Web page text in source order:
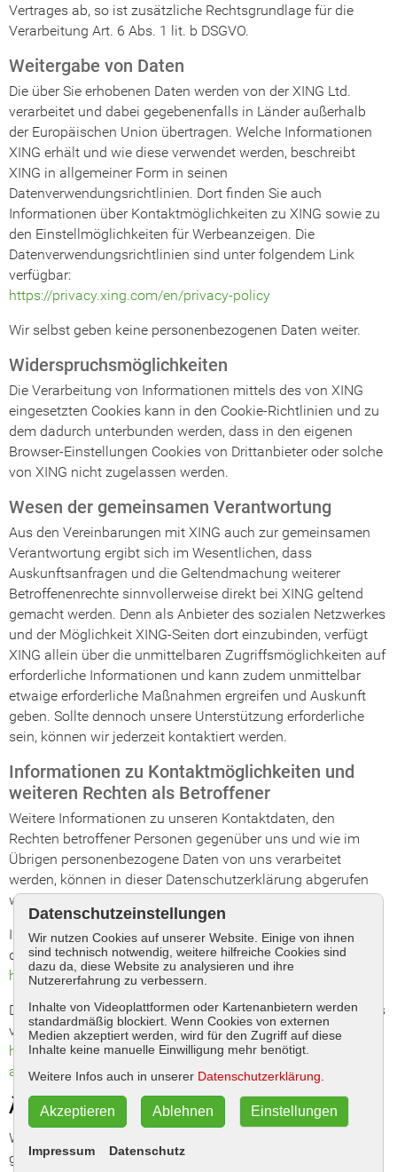
Vertrages ab, so ist zusätzliche Rechtsgrundlage für die
Verarbeitung Art. 6 Abs. 1 lit. b DSGVO.
Weitergabe von Daten
Die über Sie erhobenen Daten werden von der XING Ltd.
verarbeitet und dabei gegebenenfalls in Länder außerhalb
der Europäischen Union übertragen. Welche Informationen
XING erhält und wie diese verwendet werden, beschreibt
XING in allgemeiner Form in seinen
Datenverwendungsrichtlinien. Dort finden Sie auch
Informationen über Kontaktmöglichkeiten zu XING sowie zu
den Einstellmöglichkeiten für Werbeanzeigen. Die
Datenverwendungsrichtlinien sind unter folgendem Link
verfügbar:
https://privacy.xing.com/en/privacy-policy
Wir selbst geben keine personenbezogenen Daten weiter.
Widerspruchsmöglichkeiten
Die Verarbeitung von Informationen mittels des von XING
eingesetzten Cookies kann in den Cookie-Richtlinien und zu
dem dadurch unterbunden werden, dass in den eigenen
Browser-Einstellungen Cookies von Drittanbieter oder solche
von XING nicht zugelassen werden.
Wesen der gemeinsamen Verantwortung
Aus den Vereinbarungen mit XING auch zur gemeinsamen
Verantwortung ergibt sich im Wesentlichen, dass
Auskunftsanfragen und die Geltendmachung weiterer
Betroffenenrechte sinnvollerweise direkt bei XING geltend
gemacht werden. Denn als Anbieter des sozialen Netzwerkes
und der Möglichkeit XING-Seiten dort einzubinden, verfügt
XING allein über die unmittelbaren Zugriffsmöglichkeiten auf
erforderliche Informationen und kann zudem unmittelbar
etwaige erforderliche Maßnahmen ergreifen und Auskunft
geben. Sollte dennoch unsere Unterstützung erforderliche
sein, können wir jederzeit kontaktiert werden.
Informationen zu Kontaktmöglichkeiten und
weiteren Rechten als Betroffener
Weitere Informationen zu unseren Kontaktdaten, den
Rechten betroffener Personen gegenüber uns und wie im
Übrigen personenbezogene Daten von uns verarbeitet
werden, können in dieser Datenschutzerklärung abgerufen
werden.
Informationen zum Umgang mit personenbezogenen Daten
durch XING finden sich in deren Datenschutzerklärung unter
https://privacy.xing.com/de/datenschutzerklaerung
Den Datenschutzbeauftragten von XING können Sie über das
von XING bereitgestellte Kontaktformular unter
https://privacy.xing.com/de/ihre-
ansprechpartnerkontaktieren.
Änderung unserer Datenschutzerklärung
Wir behalten uns vor, diese Datenschutzerklärung
gelegentlich anzupassen, damit sie stets den aktuellen
Datenschutzeinstellungen
Wir nutzen Cookies auf unserer Website. Einige von ihnen
sind technisch notwendig, weitere hilfreiche Cookies sind
dazu da, diese Website zu analysieren und ihre
Nutzererfahrung zu verbessern.
Inhalte von Videoplattformen oder Kartenanbietern werden
standardmäßig blockiert. Wenn Cookies von externen
Medien akzeptiert werden, wird für den Zugriff auf diese
Inhalte keine manuelle Einwilligung mehr benötigt.
Weitere Infos auch in unserer Datenschutzerklärung
Impressum Datenschutz
Einstellungen
Ablehnen
Akzeptieren